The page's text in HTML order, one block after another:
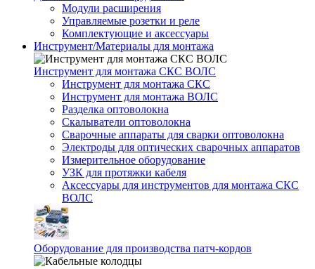
Модули расширения
Управляемые розетки и реле
Комплектующие и аксессуары
Инструмент/Материалы для монтажа
Инструмент для монтажа СКС ВОЛС
Инструмент для монтажа СКС
Инструмент для монтажа ВОЛС
Разделка оптоволокна
Скалыватели оптоволокна
Сварочные аппараты для сварки оптоволокна
Электроды для оптических сварочных аппаратов
Измерительное оборудование
УЗК для протяжки кабеля
Аксессуары для инструментов для монтажа СКС
ВОЛС
Оборудование для производства патч-кордов